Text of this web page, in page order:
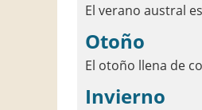
El verano austral
Otoño
El otoño llena de
Invierno